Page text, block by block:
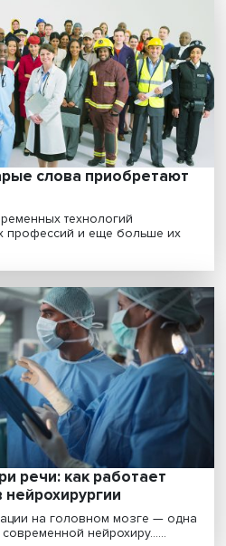
Как оценить
и мозга НИУ ВШЭ
который позволит
слова
технологий
профессий и еще больше